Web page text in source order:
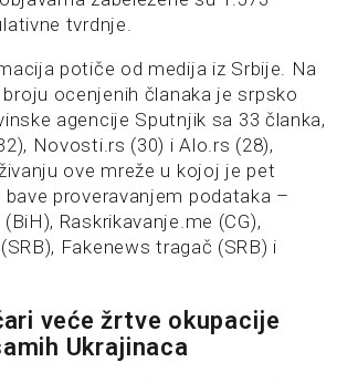
tvrdnje.
potiče od medija iz Srbije. Na
ocenjenih članaka je srpsko
agencije Sputnjik sa 33 članka,
Novosti.rs (30) i Alo.rs (28),
ove mreže u kojoj je pet
proveravanjem podataka –
Raskrikavanje.me (CG),
Fakenews tragač (SRB) i
veće žrtve okupacije
Ukrajinaca